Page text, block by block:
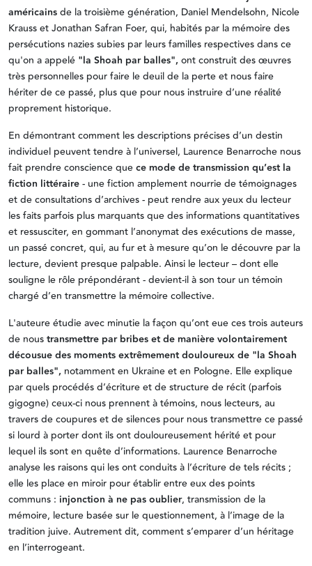
américainsde la troisième génération, Daniel Mendelsohn, Nicole
Krauss et Jonathan Safran Foer, qui, habités par la mémoire des
persécutions nazies subies par leurs familles respectives dans ce
qu'on a appelé "la Shoah par balles", ont construit des œuvres
très personnelles pour faire le deuil de la perte et nous faire
hériter de ce passé, plus que pour nous instruire d’une réalité
proprement historique.
En démontrant comment les descriptions précises d’un destin
individuel peuvent tendre à l’universel, Laurence Benarroche nous
fait prendre conscience quece mode de transmission qu’est la
fiction littéraire- une fiction amplement nourrie de témoignages
et de consultations d’archives - peut rendre aux yeux du lecteur
les faits parfois plus marquants que des informations quantitatives
et ressusciter, en gommant l’anonymat des exécutions de masse,
un passé concret, qui, au fur et à mesure qu’on le découvre par la
lecture, devient presque palpable. Ainsi le lecteur – dont elle
souligne le rôle prépondérant - devient-il à son tour un témoin
chargé d’en transmettre la mémoire collective.
L'auteure étudie avec minutie la façon qu’ont eue ces trois auteurs
de noustransmettre par bribes et de manière volontairement
décousue des moments extrêmement douloureux de "la Shoah
par balles", notamment en Ukraine et en Pologne. Elle explique
par quels procédés d’écriture et de structure de récit (parfois
gigogne) ceux-ci nous prennent à témoins, nous lecteurs, au
travers de coupures et de silences pour nous transmettre ce passé
si lourd à porter dont ils ont douloureusement hérité et pour
lequel ils sont en quête d’informations. Laurence Benarroche
analyse les raisons qui les ont conduits à l’écriture de tels récits ;
elle les place en miroir pour établir entre eux des points
communs : injonction à ne pas oublier, transmission de la
mémoire, lecture basée sur le questionnement, à l’image de la
tradition juive. Autrement dit, comment s’emparer d’un héritage
en l’interrogeant.